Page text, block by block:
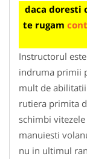
daca doresti
te rugam
Instructorul
indruma primii
mult de
rutiera primita
schimbi
manuiesti
nu in ultimul